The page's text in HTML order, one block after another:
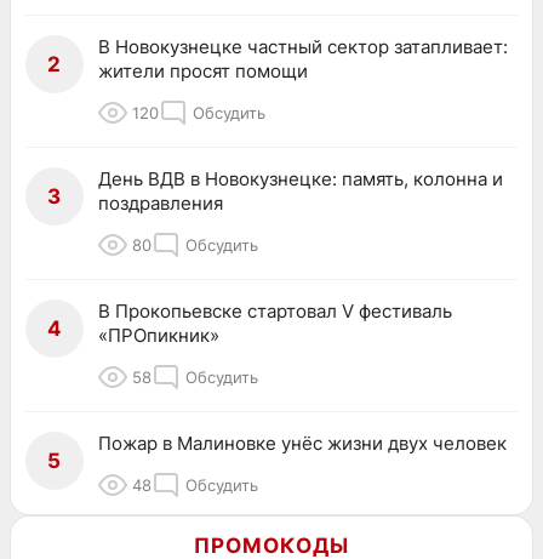
2
В Новокузнецке частный сектор затапливает:
жители просят помощи
120 Обсудить
3
День ВДВ в Новокузнецке: память, колонна и
поздравления
80 Обсудить
4
В Прокопьевске стартовал V фестиваль
«ПРОпикник»
58 Обсудить
5
Пожар в Малиновке унёс жизни двух человек
48 Обсудить
ПРОМОКОДЫ